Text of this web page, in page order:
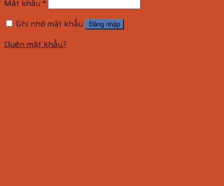
Mật khẩu *
Ghi nhớ mật khẩu
Đăng nhập
Quên mật khẩu?